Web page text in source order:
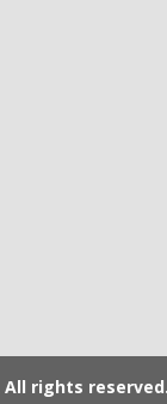
All rights